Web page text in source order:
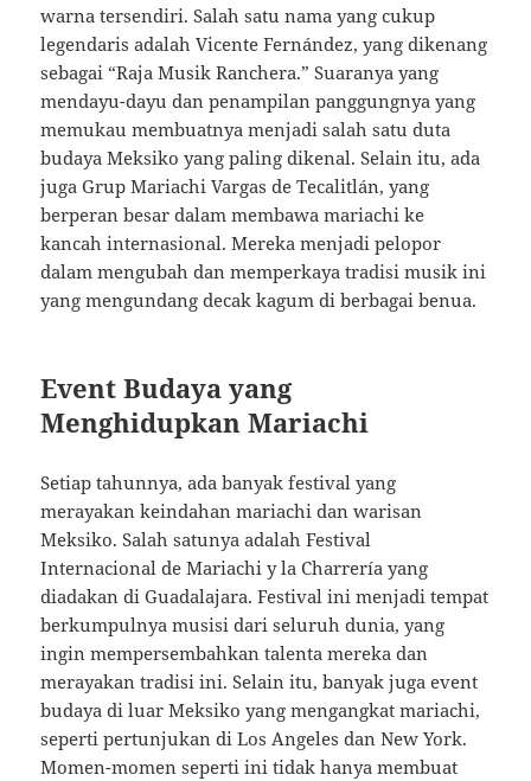
warna tersendiri. Salah satu nama yang cukup
legendaris adalah Vicente Fernández, yang dikenang
sebagai “Raja Musik Ranchera.” Suaranya yang
mendayu-dayu dan penampilan panggungnya yang
memukau membuatnya menjadi salah satu duta
budaya Meksiko yang paling dikenal. Selain itu, ada
juga Grup Mariachi Vargas de Tecalitlán, yang
berperan besar dalam membawa mariachi ke
kancah internasional. Mereka menjadi pelopor
dalam mengubah dan memperkaya tradisi musik ini
yang mengundang decak kagum di berbagai benua.
Event Budaya yang
Menghidupkan Mariachi
Setiap tahunnya, ada banyak festival yang
merayakan keindahan mariachi dan warisan
Meksiko. Salah satunya adalah Festival
Internacional de Mariachi y la Charrería yang
diadakan di Guadalajara. Festival ini menjadi tempat
berkumpulnya musisi dari seluruh dunia, yang
ingin mempersembahkan talenta mereka dan
merayakan tradisi ini. Selain itu, banyak juga event
budaya di luar Meksiko yang mengangkat mariachi,
seperti pertunjukan di Los Angeles dan New York.
Momen-momen seperti ini tidak hanya membuat